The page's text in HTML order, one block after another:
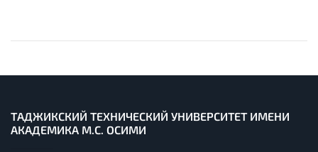
ТАДЖИКСКИЙ ТЕХНИЧЕСКИЙ УНИВЕРСИТЕТ ИМЕНИ
АКАДЕМИКА М.С. ОСИМИ